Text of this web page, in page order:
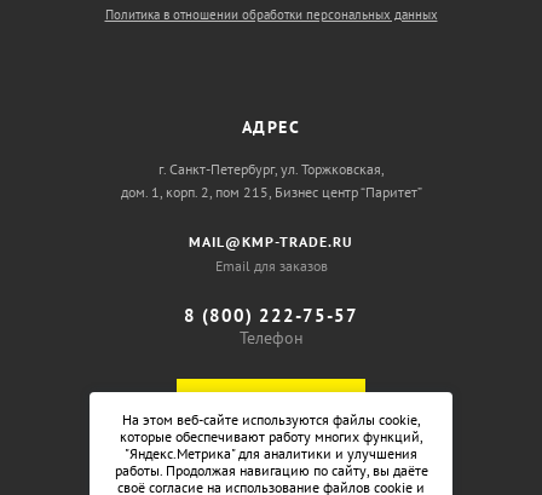
Политика в отношении обработки персональных данных
АДРЕС
г. Санкт-Петербург, ул. Торжковская,
дом. 1, корп. 2, пом 215, Бизнес центр “Паритет”
MAIL@KMP-TRADE.RU
Email для заказов
8 (800) 222-75-57
Телефон
На этом веб-сайте используются файлы cookie,
которые обеспечивают работу многих функций,
"Яндекс.Метрика" для аналитики и улучшения
работы. Продолжая навигацию по сайту, вы даёте
своё согласие на использование файлов cookie и